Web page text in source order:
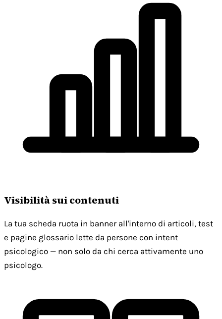
Visibilità sui contenuti
La tua scheda ruota in banner all'interno di articoli, test
e pagine glossario lette da persone con intent
psicologico — non solo da chi cerca attivamente uno
psicologo.